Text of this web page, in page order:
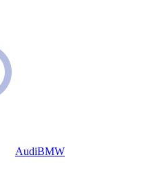
AudiBMW